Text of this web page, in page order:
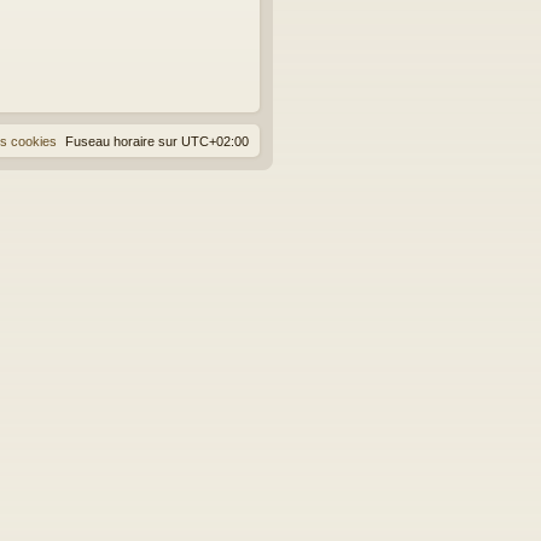
Fuseau horaire sur UTC+02:00
cookies